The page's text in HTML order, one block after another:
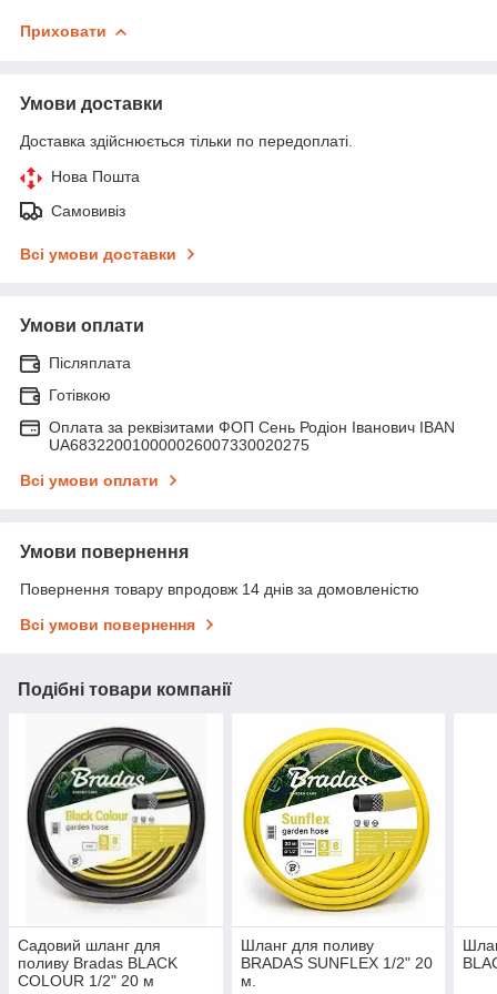
Приховати
Умови доставки
Доставка здійснюється тільки по передоплаті.
Нова Пошта
Самовивіз
Всі умови доставки
Умови оплати
Післяплата
Готівкою
Оплата за реквізитами ФОП Сень Родіон Іванович IBAN
UA683220010000026007330020275
Всі умови оплати
Умови повернення
Повернення товару впродовж 14 днів за домовленістю
Всі умови повернення
Подібні товари компанії
Садовий шланг для
поливу Bradas BLACK
COLOUR 1/2" 20 м
Шланг для поливу
BRADAS SUNFLEX 1/2" 20
м.